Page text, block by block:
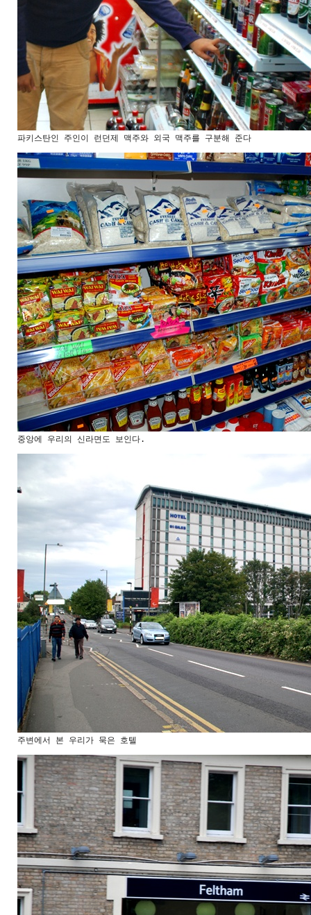
파키스탄인 주인이 런던제 맥주와 외국 맥주를 구분해 준다
중앙에 우리의 신라면도 보인다.
주변에서 본 우리가 묵은 호텔